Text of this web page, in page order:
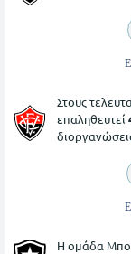
Στους
επαληθευτεί
Η ομάδα